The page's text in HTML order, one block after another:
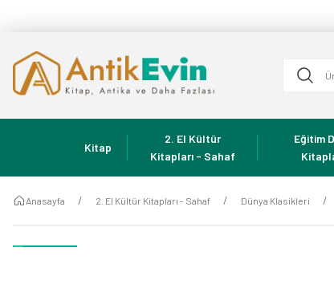
Kitap
2. El Kültür
Kitapları - Sahaf
Eğitim
Anasayfa 2. El Kültür Kitapları - Sahaf Dünya Klasikleri